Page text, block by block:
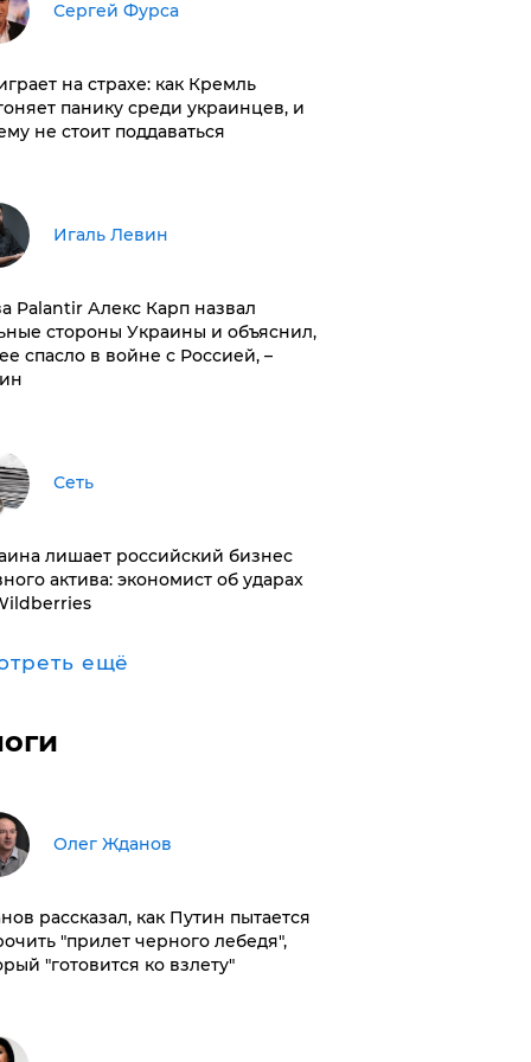
Сергей Фурса
на страхе: как Кремль
панику среди украинцев, и
не стоит поддаваться
Игаль Левин
Palantir Алекс Карп назвал
стороны Украины и объяснил,
спасло в войне с Россией, –
Сеть
лишает российский бизнес
актива: экономист об ударах
ещё
Олег Жданов
рассказал, как Путин пытается
"прилет черного лебедя",
"готовится ко взлету"